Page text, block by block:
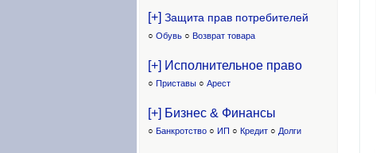
[+] Защита прав потребителей
○ Обувь ○ Возврат товара
[+] Исполнительное право
○ Приставы ○ Арест
[+] Бизнес & Финансы
○ Банкротство ○ ИП ○ Кредит ○ Долги